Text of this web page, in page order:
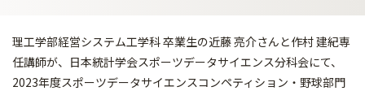
理工学部経営システム工学科 卒業生の近藤 亮介さんと作村 建紀専
任講師が、日本統計学会スポーツデータサイエンス分科会にて、
2023年度スポーツデータサイエンスコンペティション・野球部門